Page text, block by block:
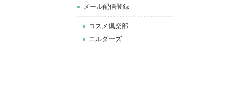
メール配信登録
コスメ倶楽部
エルダーズ